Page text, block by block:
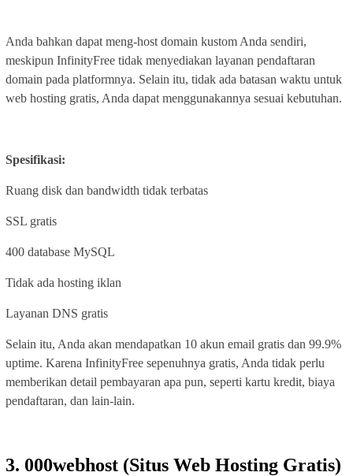
Anda bahkan dapat meng-host domain kustom Anda sendiri,
meskipun InfinityFree tidak menyediakan layanan pendaftaran
domain pada platformnya. Selain itu, tidak ada batasan waktu untuk
web hosting gratis, Anda dapat menggunakannya sesuai kebutuhan.
Spesifikasi:
Ruang disk dan bandwidth tidak terbatas
SSL gratis
400 database MySQL
Tidak ada hosting iklan
Layanan DNS gratis
Selain itu, Anda akan mendapatkan 10 akun email gratis dan 99.9%
uptime. Karena InfinityFree sepenuhnya gratis, Anda tidak perlu
memberikan detail pembayaran apa pun, seperti kartu kredit, biaya
pendaftaran, dan lain-lain.
3. 000webhost (Situs Web Hosting Gratis)